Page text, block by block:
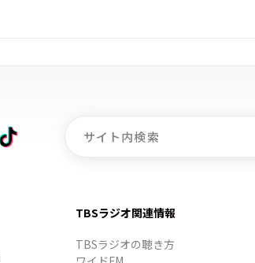
TBSラジオ関連情報
TBSラジオの聴き方